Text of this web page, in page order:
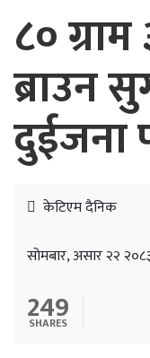
८०
ब्राउन
दुईजना
केटिएम दैनिक
सोमबार, असार २२
249
SHARES